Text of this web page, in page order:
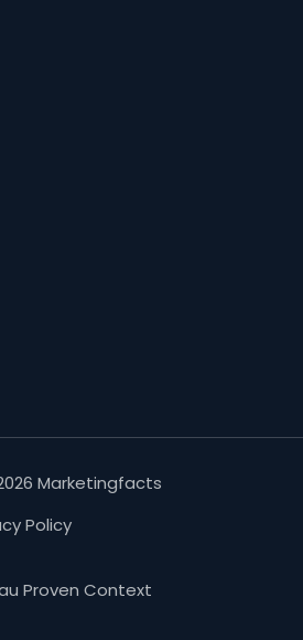
Marketingfacts
Policy
Proven Context